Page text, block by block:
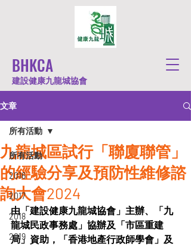
BHKCA
建設健康九龍城協會
文章
所有活動
2016
2017
2018
2019
所有活動
九龍城區試行「聯廈聯管」
的經驗分享及預防性維修諮
詢大會2024
由「建設健康九龍城協會」主辦、「九
龍城民政事務處」協辦及「市區重建
局」資助，「香港地產行政師學會」及